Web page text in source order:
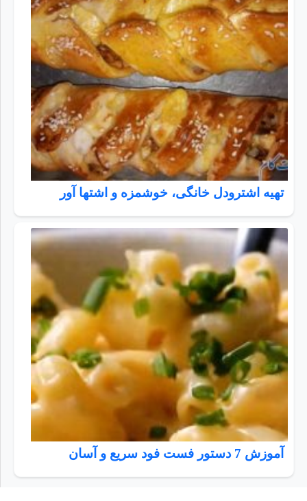
تهیه اشترودل خانگی، خوشمزه و اشتها آور
آموزش 7 دستور فست فود سریع و آسان